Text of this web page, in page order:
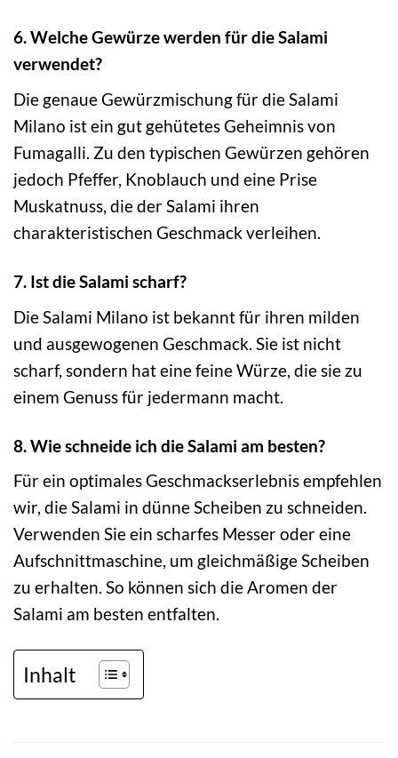
6. Welche Gewürze werden für die Salami
verwendet?
Die genaue Gewürzmischung für die Salami
Milano ist ein gut gehütetes Geheimnis von
Fumagalli. Zu den typischen Gewürzen gehören
jedoch Pfeffer, Knoblauch und eine Prise
Muskatnuss, die der Salami ihren
charakteristischen Geschmack verleihen.
7. Ist die Salami scharf?
Die Salami Milano ist bekannt für ihren milden
und ausgewogenen Geschmack. Sie ist nicht
scharf, sondern hat eine feine Würze, die sie zu
einem Genuss für jedermann macht.
8. Wie schneide ich die Salami am besten?
Für ein optimales Geschmackserlebnis empfehlen
wir, die Salami in dünne Scheiben zu schneiden.
Verwenden Sie ein scharfes Messer oder eine
Aufschnittmaschine, um gleichmäßige Scheiben
zu erhalten. So können sich die Aromen der
Salami am besten entfalten.
Inhalt